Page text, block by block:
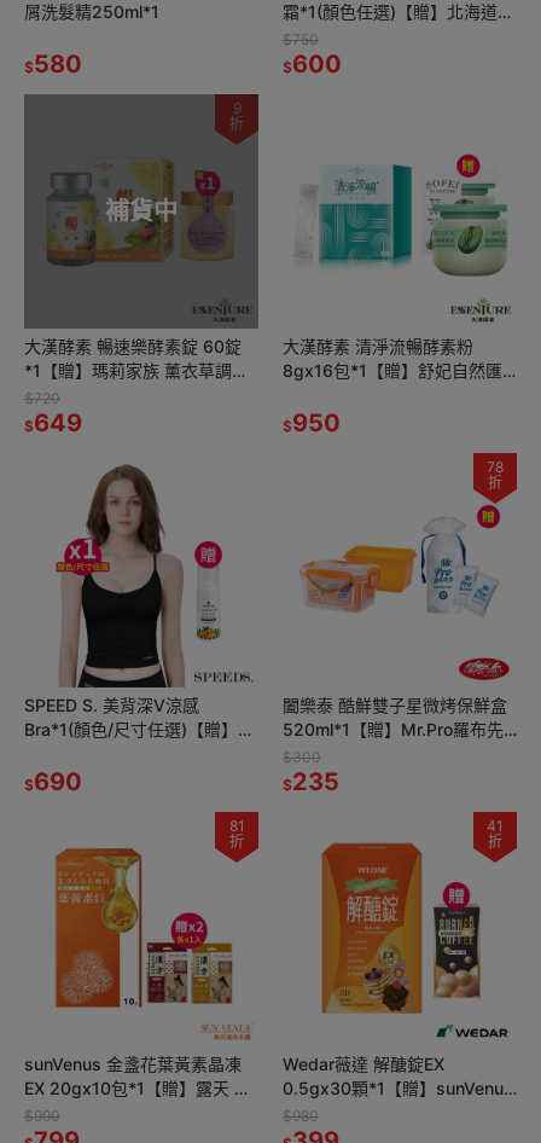
屑洗髮精250ml*1
$580
霜*1(顏色任選)【贈】北海道馬
油強效保濕柔潤洗髮精*1效期
2026.10.25
$750
$600
補貨中
9
折
大漢酵素 暢速樂酵素錠 60錠
*1【贈】瑪莉家族 薰衣草調製
蜂蜜 150g*1 效期2026.10.03
$720
$649
大漢酵素 清淨流暢酵素粉
8gx16包*1【贈】舒妃自然匯
髮膜 300ml*1
$950
SPEED S. 美背深V涼感
Bra*1(顏色/尺寸任選)【贈】
慕斯 100ml*1
$690
78
折
闔樂泰 酷鮮雙子星微烤保鮮盒
520ml*1【贈】Mr.Pro羅布先
生 壓縮乾濕兩用擦巾 25顆*1
$300
$235
81
折
sunVenus 金盞花葉黃素晶凍
EX 20gx10包*1【贈】露天 漢
方蒸氣熱敷眼罩5入*2 (洋甘菊/
人參 各1)
$990
41
折
Wedar薇達 解醣錠EX
0.5gx30顆*1【贈】sunVenus
青春速孅咖啡 2gx10包*1
$980